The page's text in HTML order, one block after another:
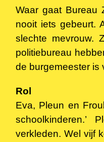
Waar gaat Bureau
nooit iets gebeurt.
slechte
politiebureau
de burgemeester is
Rol
Eva, Pleun en
schoolkinderen.’
verkleden. Wel vijf